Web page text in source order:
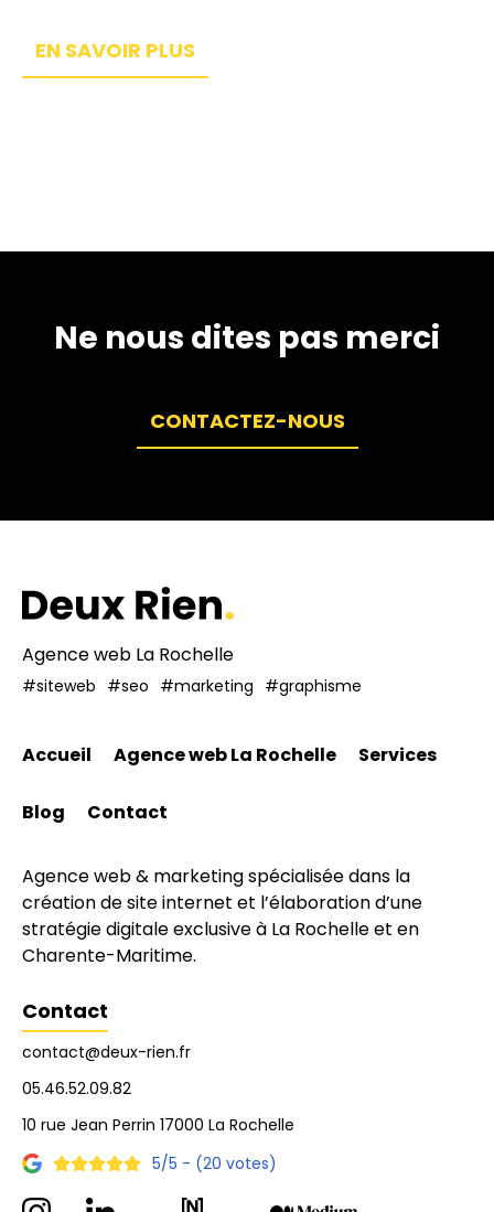
EN SAVOIR PLUS
Ne nous dites pas merci
CONTACTEZ-NOUS
Agence web La Rochelle
#siteweb #seo #marketing #graphisme
Accueil Agence web La Rochelle Services
Blog Contact
Agence web & marketing spécialisée dans la
création de site internet et l’élaboration d’une
stratégie digitale exclusive à La Rochelle et en
Charente-Maritime.
Contact
contact@deux-rien.fr
05.46.52.09.82
10 rue Jean Perrin 17000 La Rochelle
5/5 - (20 votes)